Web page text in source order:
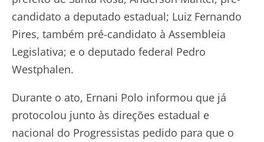
candidato a deputado estadual; Luiz Fernando
Pires, também pré-candidato à Assembleia
Legislativa; e o deputado federal Pedro
Westphalen.
Durante o ato, Ernani Polo informou que já
protocolou junto às direções estadual e
nacional do Progressistas pedido para que o